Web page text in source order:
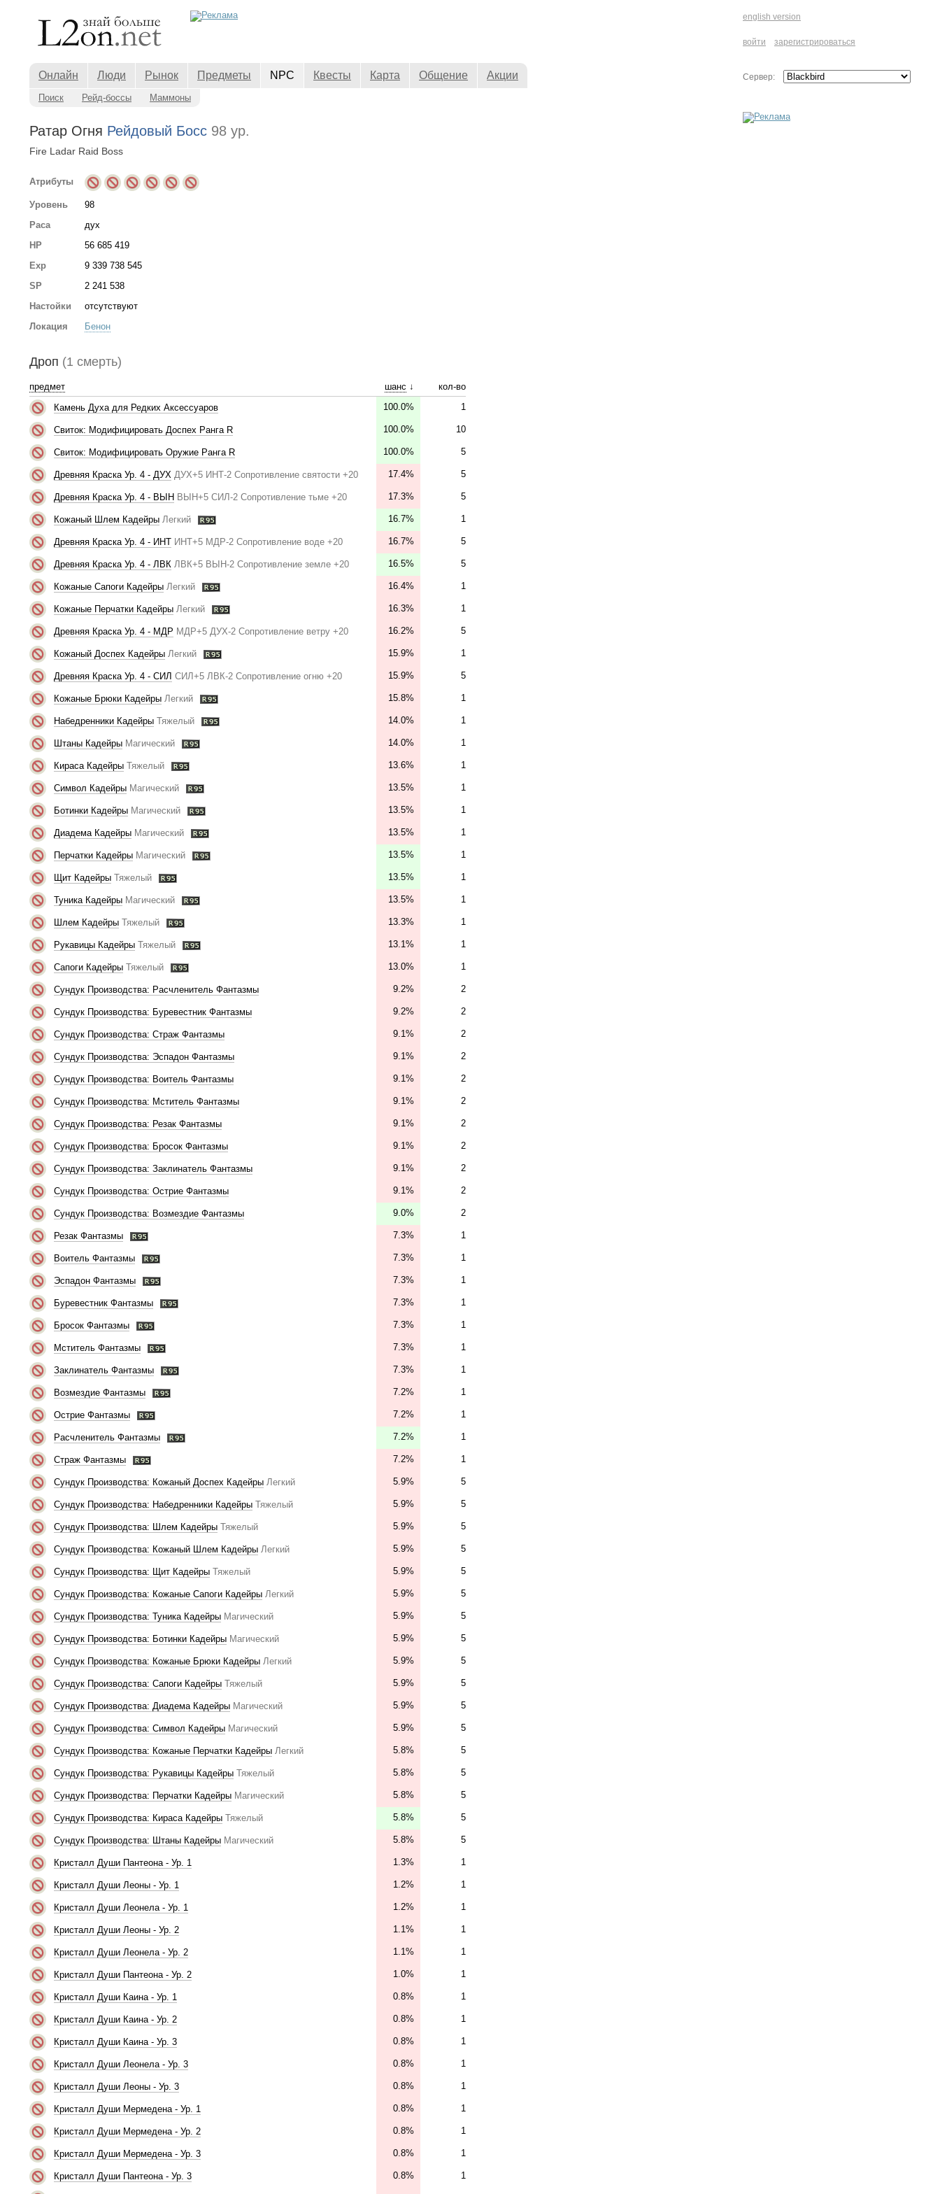
english version
войти зарегистрироваться
Сервер:
Онлайн Люди Рынок Предметы NPC Квесты Карта Общение Акции
Поиск Рейд-боссы Маммоны
Ратар Огня Рейдовый Босс 98 ур.
Fire Ladar Raid Boss
Атрибуты
Уровень
98
Раса
дух
HP
56 685 419
Exp
9 339 738 545
SP
2 241 538
Настойки
отсутствуют
Локация
Бенон
Дроп (1 смерть)
предмет шанс ↓
кол-во
Камень Духа для Редких Аксессуаров
100.0% 1
Свиток: Модифицировать Доспех Ранга R 100.0% 10
Свиток: Модифицировать Оружие Ранга R 100.0% 5
Древняя Краска Ур. 4 - ДУХ ДУХ+5 ИНТ-2 Сопротивление святости +20 17.4% 5
Древняя Краска Ур. 4 - ВЫН ВЫН+5 СИЛ-2 Сопротивление тьме +20 17.3% 5
Кожаный Шлем Кадейры Легкий 16.7% 1
Древняя Краска Ур. 4 - ИНТ ИНТ+5 МДР-2 Сопротивление воде +20 16.7% 5
Древняя Краска Ур. 4 - ЛВК ЛВК+5 ВЫН-2 Сопротивление земле +20 16.5% 5
Кожаные Сапоги Кадейры Легкий 16.4% 1
Кожаные Перчатки Кадейры Легкий 16.3% 1
Древняя Краска Ур. 4 - МДР МДР+5 ДУХ-2 Сопротивление ветру +20 16.2% 5
Кожаный Доспех Кадейры Легкий 15.9% 1
Древняя Краска Ур. 4 - СИЛ СИЛ+5 ЛВК-2 Сопротивление огню +20 15.9% 5
Кожаные Брюки Кадейры Легкий 15.8% 1
Набедренники Кадейры Тяжелый 14.0% 1
Штаны Кадейры Магический 14.0% 1
Кираса Кадейры Тяжелый 13.6% 1
Символ Кадейры Магический 13.5% 1
Ботинки Кадейры Магический 13.5% 1
Диадема Кадейры Магический 13.5% 1
Перчатки Кадейры Магический 13.5% 1
Щит Кадейры Тяжелый 13.5% 1
Туника Кадейры Магический 13.5% 1
Шлем Кадейры Тяжелый 13.3% 1
Рукавицы Кадейры Тяжелый 13.1% 1
Сапоги Кадейры Тяжелый 13.0% 1
Сундук Производства: Расчленитель Фантазмы 9.2% 2
Сундук Производства: Буревестник Фантазмы 9.2% 2
Сундук Производства: Страж Фантазмы 9.1% 2
Сундук Производства: Эспадон Фантазмы 9.1% 2
Сундук Производства: Воитель Фантазмы 9.1% 2
Сундук Производства: Мститель Фантазмы 9.1% 2
Сундук Производства: Резак Фантазмы 9.1% 2
Сундук Производства: Бросок Фантазмы 9.1% 2
Сундук Производства: Заклинатель Фантазмы 9.1% 2
Сундук Производства: Острие Фантазмы 9.1% 2
Сундук Производства: Возмездие Фантазмы 9.0% 2
Резак Фантазмы 7.3% 1
Воитель Фантазмы 7.3% 1
Эспадон Фантазмы 7.3% 1
Буревестник Фантазмы 7.3% 1
Бросок Фантазмы 7.3% 1
Мститель Фантазмы 7.3% 1
Заклинатель Фантазмы 7.3% 1
Возмездие Фантазмы 7.2% 1
Острие Фантазмы 7.2% 1
Расчленитель Фантазмы 7.2% 1
Страж Фантазмы 7.2% 1
Сундук Производства: Кожаный Доспех Кадейры Легкий 5.9% 5
Сундук Производства: Набедренники Кадейры Тяжелый 5.9% 5
Сундук Производства: Шлем Кадейры Тяжелый 5.9% 5
Сундук Производства: Кожаный Шлем Кадейры Легкий 5.9% 5
Сундук Производства: Щит Кадейры Тяжелый 5.9% 5
Сундук Производства: Кожаные Сапоги Кадейры Легкий 5.9% 5
Сундук Производства: Туника Кадейры Магический 5.9% 5
Сундук Производства: Ботинки Кадейры Магический 5.9% 5
Сундук Производства: Кожаные Брюки Кадейры Легкий 5.9% 5
Сундук Производства: Сапоги Кадейры Тяжелый 5.9% 5
Сундук Производства: Диадема Кадейры Магический 5.9% 5
Сундук Производства: Символ Кадейры Магический 5.9% 5
Сундук Производства: Кожаные Перчатки Кадейры Легкий 5.8% 5
Сундук Производства: Рукавицы Кадейры Тяжелый 5.8% 5
Сундук Производства: Перчатки Кадейры Магический 5.8% 5
Сундук Производства: Кираса Кадейры Тяжелый 5.8% 5
Сундук Производства: Штаны Кадейры Магический 5.8% 5
Кристалл Души Пантеона - Ур. 1 1.3% 1
Кристалл Души Леоны - Ур. 1 1.2% 1
Кристалл Души Леонела - Ур. 1 1.2% 1
Кристалл Души Леоны - Ур. 2 1.1% 1
Кристалл Души Леонела - Ур. 2 1.1% 1
Кристалл Души Пантеона - Ур. 2 1.0% 1
Кристалл Души Каина - Ур. 1 0.8% 1
Кристалл Души Каина - Ур. 2 0.8% 1
Кристалл Души Каина - Ур. 3 0.8% 1
Кристалл Души Леонела - Ур. 3 0.8% 1
Кристалл Души Леоны - Ур. 3 0.8% 1
Кристалл Души Мермедена - Ур. 1 0.8% 1
Кристалл Души Мермедена - Ур. 2 0.8% 1
Кристалл Души Мермедена - Ур. 3 0.8% 1
Кристалл Души Пантеона - Ур. 3 0.8% 1